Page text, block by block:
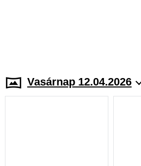
Vasárnap 12.04.2026